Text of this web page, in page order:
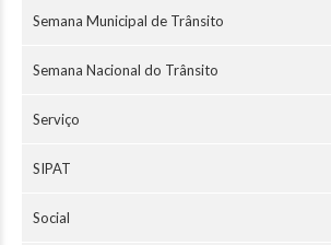
Semana Municipal de Trânsito
Semana Nacional do Trânsito
Serviço
SIPAT
Social